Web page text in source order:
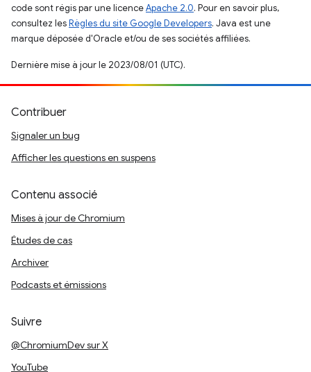
code sont régis par une licenceApache 2.0. Pour en savoir plus,
consultez lesRègles du site Google Developers. Java est une
marque déposée d'Oracle et/ou de ses sociétés affiliées.
Dernière mise à jour le 2023/08/01 (UTC).
Contribuer
Signaler un bug
Afficher les questions en suspens
Contenu associé
Mises à jour de Chromium
Études de cas
Archiver
Podcasts et émissions
Suivre
@ChromiumDev sur X
YouTube